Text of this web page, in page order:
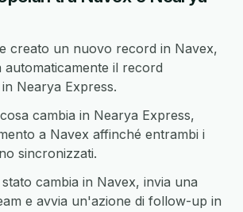
creato un nuovo record in Navex,
automaticamente il record
Nearya Express.
cambia in Nearya Express,
a Navex affinché entrambi i
sincronizzati.
cambia in Navex, invia una
e avvia un'azione di follow-up in